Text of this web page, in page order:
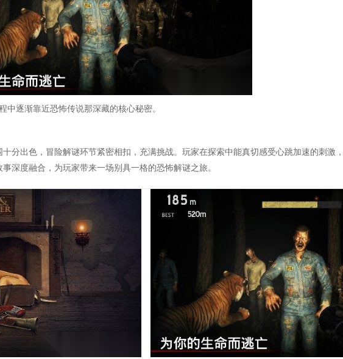
中逐渐靠近恐怖传说那深藏的核心秘密。
分出色，冒险解谜环节紧密相扣，充满挑战。玩家在探索中能真切感受心跳加速的刺激
深度融合，为玩家带来一场别具一格的恐怖解谜之旅。